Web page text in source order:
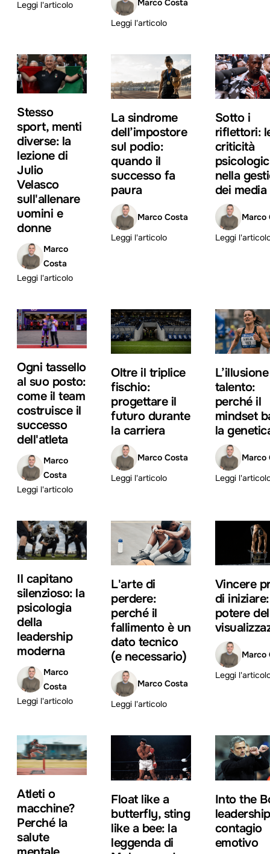
Leggi l'articolo
Leggi l'articolo
Stesso
sport, menti
diverse: la
lezione di
Julio
Velasco
sull'allenare
uomini e
donne
Marco
Costa
Leggi l'articolo
La sindrome
dell’impostore
sul podio:
quando il
successo fa
paura
Marco Costa
Leggi l'articolo
Sotto i
riflettori:
criticità
nella
dei media
Marco
Leggi
Ogni tassello
al suo posto:
come il team
costruisce il
successo
dell'atleta
Marco
Costa
Leggi l'articolo
Oltre il triplice
fischio:
progettare il
futuro durante
la carriera
Marco Costa
Leggi l'articolo
talento:
perché il
mindset
la
Marco
Leggi
Il capitano
silenzioso: la
psicologia
della
leadership
moderna
Marco
Costa
Leggi l'articolo
L'arte di
perdere:
perché il
fallimento è un
dato tecnico
(e necessario)
Marco Costa
Leggi l'articolo
Vincere
di
potere
Marco
Leggi
Atleti o
macchine?
Perché la
salute
Float like a
butterfly, sting
like a bee: la
leggenda di
Into the
contagio
emotivo